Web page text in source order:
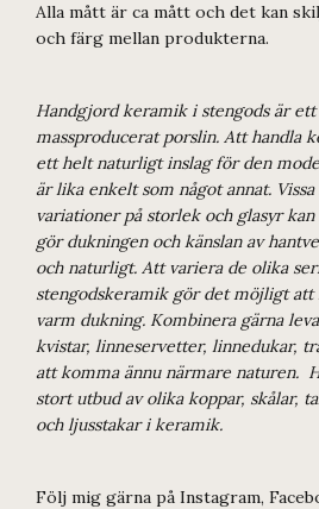
Alla mått är ca mått och det kan
och färg mellan produkterna.
Handgjord keramik i stengods är
massproducerat porslin. Att handla
ett helt naturligt inslag för den
är lika enkelt som något annat.
variationer på storlek och glasyr
gör dukningen och känslan av
och naturligt. Att variera de olika
stengodskeramik gör det möjligt att
varm dukning. Kombinera gärna
kvistar, linneservetter, linnedukar,
att komma ännu närmare naturen.
stort utbud av olika koppar, skålar,
och ljusstakar i keramik.
Följ mig gärna på Instagram,